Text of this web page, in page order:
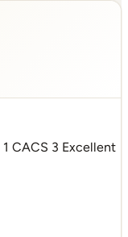
1 CACS 3 Excellent